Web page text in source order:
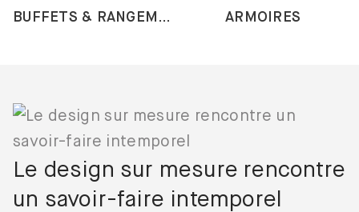
BUFFETS & RANGEMENTS ARMOIRES
Le design sur mesure rencontre
un savoir-faire intemporel